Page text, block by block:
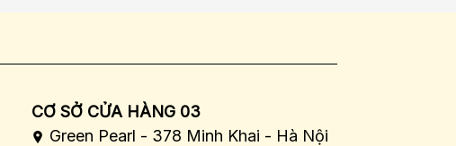
CƠ SỞ CỬA HÀNG 03
Green Pearl - 378 Minh Khai - Hà Nội